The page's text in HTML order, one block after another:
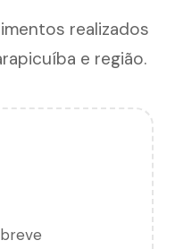
realizados
e região.